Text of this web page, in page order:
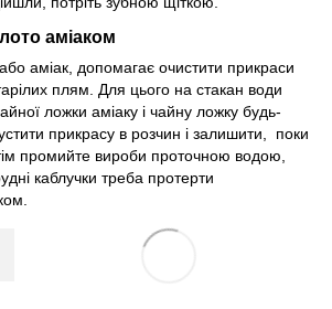
аміаком
аміак, допомагає очистити прикраси
плям. Для цього на стакан води
ложки аміаку і чайну ложку будь-
прикрасу в розчин і залишити, поки
промийте вироби проточною водою,
каблучки треба протерти